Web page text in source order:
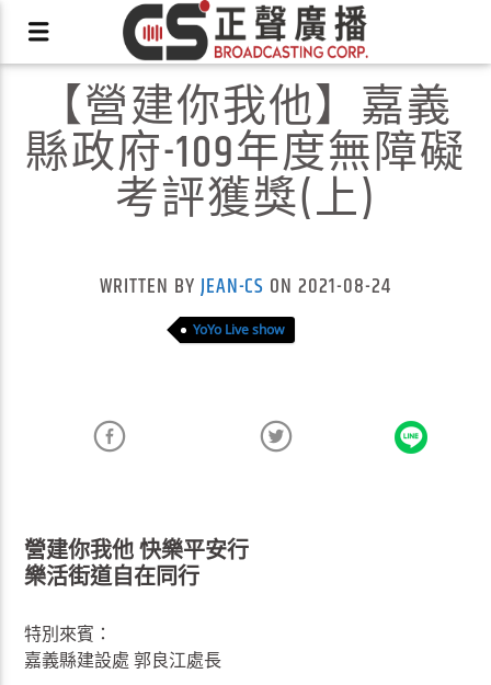
【營建你我他】嘉義
縣政府-109年度無障礙
考評獲獎(上)
WRITTEN BY JEAN-CS ON 2021-08-24
YoYo Live show
營建你我他 快樂平安行
樂活街道自在同行
特別來賓：
嘉義縣建設處 郭良江處長